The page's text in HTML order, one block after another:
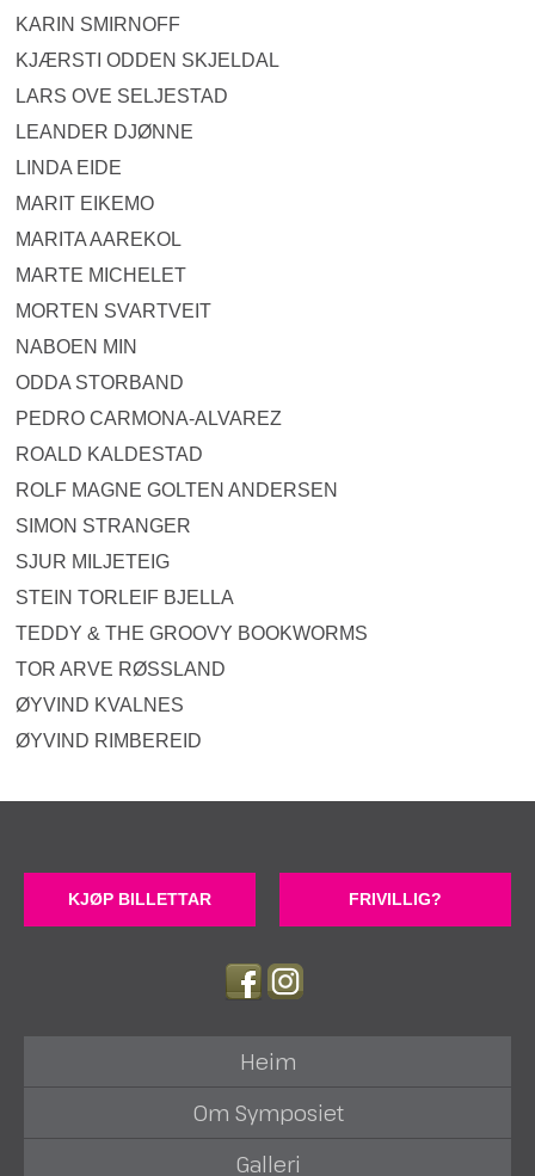
KARIN SMIRNOFF
KJÆRSTI ODDEN SKJELDAL
LARS OVE SELJESTAD
LEANDER DJØNNE
LINDA EIDE
MARIT EIKEMO
MARITA AAREKOL
MARTE MICHELET
MORTEN SVARTVEIT
NABOEN MIN
ODDA STORBAND
PEDRO CARMONA-ALVAREZ
ROALD KALDESTAD
ROLF MAGNE GOLTEN ANDERSEN
SIMON STRANGER
SJUR MILJETEIG
STEIN TORLEIF BJELLA
TEDDY & THE GROOVY BOOKWORMS
TOR ARVE RØSSLAND
ØYVIND KVALNES
ØYVIND RIMBEREID
KJØP BILLETTAR FRIVILLIG?
Heim
Om Symposiet
Galleri